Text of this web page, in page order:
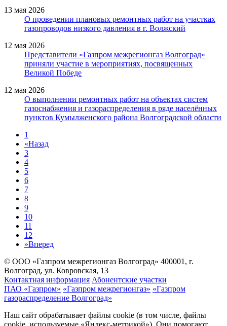
13 мая 2026
О проведении плановых ремонтных работ на участках
газопроводов низкого давления в г. Волжский
12 мая 2026
Представители «Газпром межрегионгаз Волгоград»
приняли участие в мероприятиях, посвященных
Великой Победе
12 мая 2026
О выполнении ремонтных работ на объектах систем
газоснабжения и газораспределения в ряде населённых
пунктов Кумылженского района Волгоградской области
1
«Назад
3
4
5
6
7
8
9
10
11
12
»Вперед
© ООО «Газпром межрегионгаз Волгоград» 400001, г.
Волгоград, ул. Ковровская, 13
Контактная информация Абонентские участки
ПАО «Газпром» «Газпром межрегионгаз» «Газпром
газораспределение Волгоград»
Наш сайт обрабатывает файлы cookie (в том числе, файлы
cookie, используемые «Яндекс-метрикой»). Они помогают